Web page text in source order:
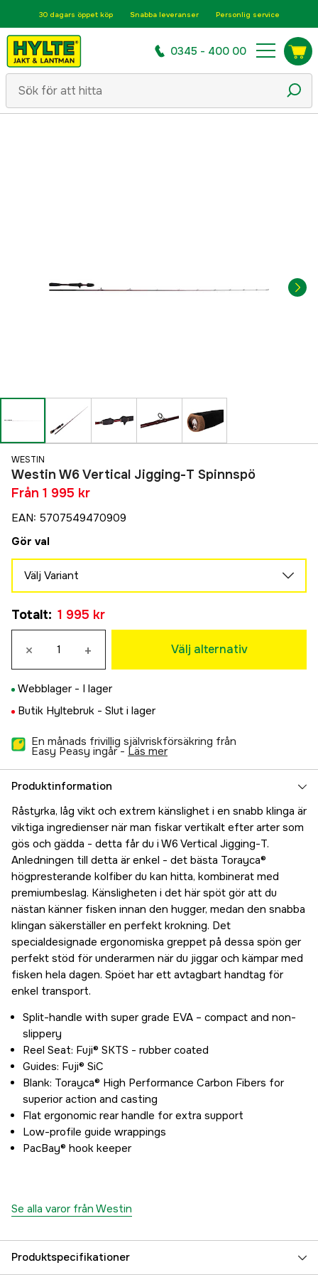
30 dagars öppet köp Snabba leveranser Personlig service
0345 - 400 00
WESTIN
Westin W6 Vertical Jigging-T Spinnspö
Från 1 995 kr
EAN: 5707549470909
Gör val
Välj Variant
1 995 kr
Totalt: 1 995 kr
× + Välj alternativ
Webblager - I lager
Butik Hyltebruk - Slut i lager
En månads frivillig självriskförsäkring från
Easy Peasy ingår - läs mer
Produktinformation
Råstyrka, låg vikt och extrem känslighet i en snabb klinga är
viktiga ingredienser när man fiskar vertikalt efter arter som
gös och gädda - detta får du i W6 Vertical Jigging-T.
Anledningen till detta är enkel - det bästa Torayca®
högpresterande kolfiber du kan hitta, kombinerat med
premiumbeslag. Känsligheten i det här spöt gör att du
nästan känner fisken innan den hugger, medan den snabba
klingan säkerställer en perfekt krokning. Det
specialdesignade ergonomiska greppet på dessa spön ger
perfekt stöd för underarmen när du jiggar och kämpar med
fisken hela dagen. Spöet har ett avtagbart handtag för
enkel transport.
Split-handle with super grade EVA – compact and non-
slippery
Reel Seat: Fuji® SKTS - rubber coated
Guides: Fuji® SiC
Blank: Torayca® High Performance Carbon Fibers for
superior action and casting
Flat ergonomic rear handle for extra support
Low-profile guide wrappings
PacBay® hook keeper
Se alla varor från Westin
Produktspecifikationer